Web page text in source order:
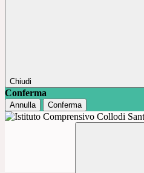
Chiudi
Conferma
Annulla Conferma